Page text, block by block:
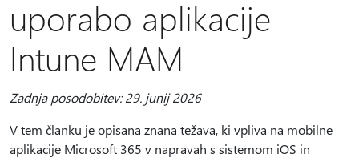
uporabo aplikacije
Intune MAM
Zadnja posodobitev: 29. junij 2026
V tem članku je opisana znana težava, ki vpliva na mobilne
aplikacije Microsoft 365 v napravah s sistemom iOS in